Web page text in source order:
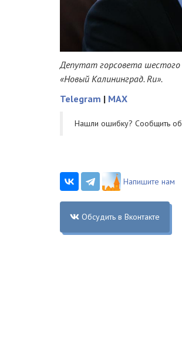
Депутат горсовета шестого
«Новый Калининград. Ru».
Telegram | MAX
Нашли ошибку? Cообщить
Напишите нам
Обсудить в Вконтакте